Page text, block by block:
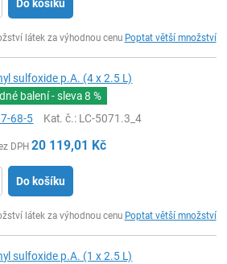
Do košíku
látek za výhodnou cenu Poptat větší množství
sulfoxide p.A. (4 x 2.5 L)
balení - sleva8 %
68-5 Kat. č.: LC-5071.3_4
DPH 20 119,01 Kč
Do košíku
látek za výhodnou cenu Poptat větší množství
sulfoxide p.A. (1 x 2.5 L)